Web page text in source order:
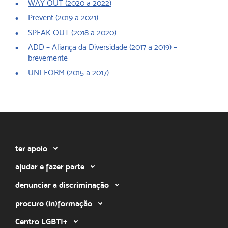
WAY OUT (2020 a 2022)
Prevent (2019 a 2021)
SPEAK OUT (2018 a 2020)
ADD – Aliança da Diversidade (2017 a 2019) –
brevemente
UNI-FORM (2015 a 2017)
ter apoio
ajudar e fazer parte
denunciar a discriminação
procuro (in)formação
Centro LGBTI+